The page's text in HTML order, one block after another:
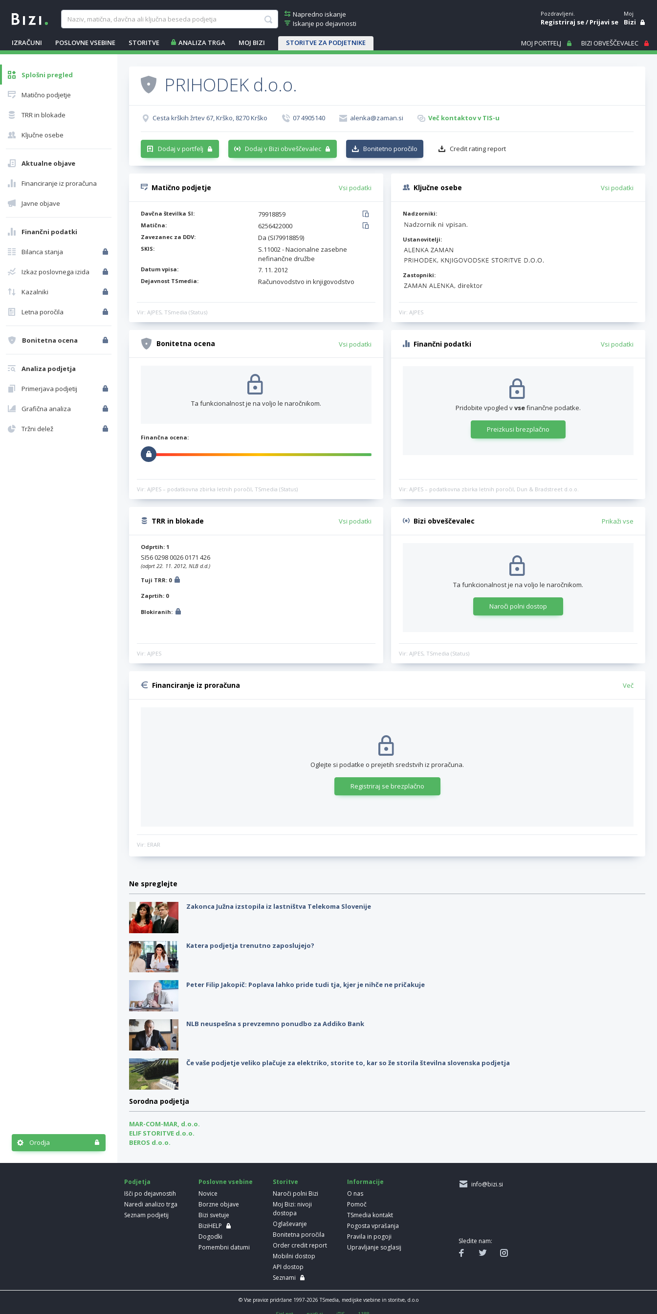
Napredno iskanje
Iskanje po dejavnosti
IZRAČUNI POSLOVNE VSEBINE STORITVE ANALIZA TRGA MOJ BIZI STORITVE ZA PODJETNIKE
Pozdravljeni.
Registriraj se/Prijavi se
Moj
Bizi
MOJ PORTFELJ BIZI OBVEŠČEVALEC
Splošni pregled
Matično podjetje
TRR in blokade
Ključne osebe
Aktualne objave
Financiranje iz proračuna
Javne objave
Finančni podatki
Bilanca stanja
Izkaz poslovnega izida
Kazalniki
Letna poročila
Bonitetna ocena
Analiza podjetja
Primerjava podjetij
Grafična analiza
Tržni delež
Orodja
PRIHODEK d.o.o.
Cesta krških žrtev 67, Krško, 8270 Krško 07 4905140 alenka@zaman.si Več kontaktov v TIS-u
Dodaj v portfelj Dodaj v Bizi obveščevalec Bonitetno poročilo Credit rating report
Matično podjetje Vsi podatki
Davčna številka SI: 79918859
Matična: 6256422000
Zavezanec za DDV: Da (SI79918859)
SKIS:
S.11002 - Nacionalne zasebne
nefinančne družbe
Datum vpisa: 7. 11. 2012
Dejavnost TSmedia: Računovodstvo in knjigovodstvo
Vir: AJPES, TSmedia (Status)
Ključne osebe Vsi podatki
Nadzorniki:
Ustanovitelji:
Zastopniki:
Vir: AJPES
Bonitetna ocena Vsi podatki
Ta funkcionalnost je na voljo le naročnikom.
Finančna ocena:
Vir: AJPES – podatkovna zbirka letnih poročil, TSmedia (Status)
Finančni podatki Vsi podatki
Pridobite vpogled vvsefinančne podatke.
Preizkusi brezplačno
Vir: AJPES – podatkovna zbirka letnih poročil, Dun & Bradstreet d.o.o.
TRR in blokade Vsi podatki
Odprtih: 1
SI56 0298 0026 0171 426
(odprt 22. 11. 2012, NLB d.d.)
Tuji TRR: 0
Zaprtih: 0
Blokiranih:
Vir: AJPES
Bizi obveščevalec Prikaži vse
Ta funkcionalnost je na voljo le naročnikom.
Naroči polni dostop
Vir: AJPES, TSmedia (Status)
Financiranje iz proračuna Več
Oglejte si podatke o prejetih sredstvih iz proračuna.
Registriraj se brezplačno
Vir: ERAR
Ne spreglejte
Zakonca Južna izstopila iz lastništva Telekoma Slovenije
Katera podjetja trenutno zaposlujejo?
Peter Filip Jakopič: Poplava lahko pride tudi tja, kjer je nihče ne pričakuje
NLB neuspešna s prevzemno ponudbo za Addiko Bank
Če vaše podjetje veliko plačuje za elektriko, storite to, kar so že storila številna slovenska podjetja
Sorodna podjetja
MAR-COM-MAR, d.o.o.
ELIF STORITVE d.o.o.
BEROS d.o.o.
Podjetja
Išči po dejavnostih
Naredi analizo trga
Seznam podjetij
Poslovne vsebine
Novice
Borzne objave
Bizi svetuje
BiziHELP
Dogodki
Pomembni datumi
Storitve
Naroči polni Bizi
Moj Bizi: nivoji
dostopa
Oglaševanje
Bonitetna poročila
Order credit report
Mobilni dostop
API dostop
Seznami
Informacije
O nas
Pomoč
TSmedia kontakt
Pogosta vprašanja
Pravila in pogoji
Upravljanje soglasij
info@bizi.si
Sledite nam:
© Vse pravice pridržane 1997-2026 TSmedia, medijske vsebine in storitve, d.o.o